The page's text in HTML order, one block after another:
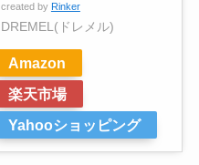
created by Rinker
DREMEL(ドレメル)
Amazon
楽天市場
Yahooショッピング